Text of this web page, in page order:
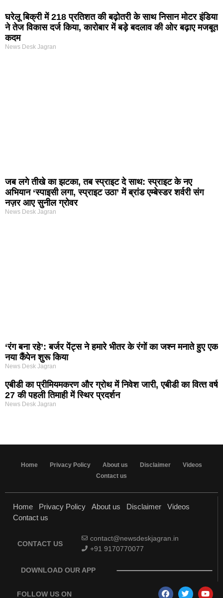
घरेलू बिक्री में 218 प्रतिशत की बढ़ोतरी के साथ निसान मोटर इंडिया
ने तेज विकास दर्ज किया, कारोबार में बड़े बदलाव की ओर बढ़ाए मजबूत
कदम
News Desk Jagran
जब लगे तीखे का झटका, तब स्प्राइट दे साथ: स्प्राइट के नए
अभियान ‘स्पाइसी लगा, स्प्राइट उठा’ में ब्रांड एम्बेस्डर शर्वरी संग
नज़र आए सुनील ग्रोवर
News Desk Jagran
‘रंग बना रहे’: बर्जर पेंट्स ने हमारे भीतर के रंगों का जश्न मनाते हुए एक
नया कैंपेन शुरू किया
News Desk Jagran
एबीडी का प्रीमियमकरण और ग्रोथ में निवेश जारी, एबीडी का वित्‍त वर्ष
27 की पहली तिमाही में स्थिर प्रदर्शन
News Desk Jagran
Home Privacy Policy About us Disclaimer
Videos
Contact us
Home Privacy Policy About us Disclaimer
Videos
Contact us
CONTACT US
contact@newsdeskjagran.in
+91 9170770077
DOWNLOAD OUR APP
FOLLOW US ON